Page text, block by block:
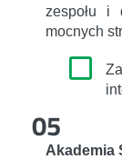
zespołu i
mocnych
05
Akademia